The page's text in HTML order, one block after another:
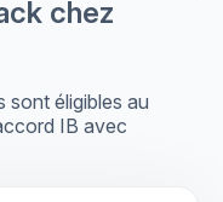
chez
sont éligibles au
IB avec